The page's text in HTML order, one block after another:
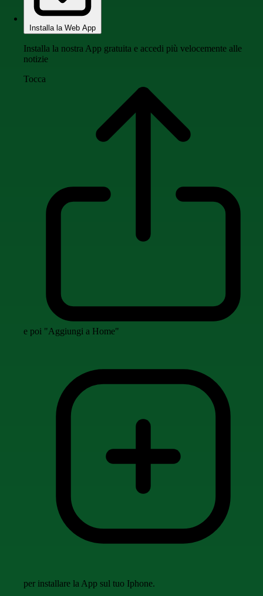
Installa la Web App
Installa la nostra App gratuita e accedi più velocemente alle
notizie
Tocca
e poi "Aggiungi a Home"
per installare la App sul tuo Iphone.